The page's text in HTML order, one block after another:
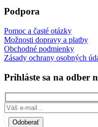
Podpora
Pomoc a časté otázky
Možnosti dopravy a platby
Obchodné podmienky
Zásady ochrany osobných
Prihláste sa na odber
Odoberať